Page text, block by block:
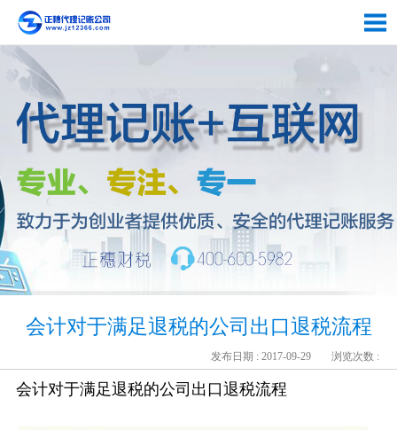
会计对于满足退税的公司出口退税流程
发布日期 : 2017-09-29 浏览次数 :
会计对于满足退税的公司出口退税流程